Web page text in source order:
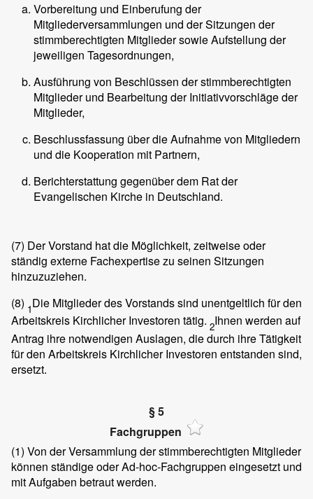
Vorbereitung und Einberufung der
Mitgliederversammlungen und der Sitzungen der
stimmberechtigten Mitglieder sowie Aufstellung der
jeweiligen Tagesordnungen,
Ausführung von Beschlüssen der stimmberechtigten
Mitglieder und Bearbeitung der Initiativvorschläge der
Mitglieder,
Beschlussfassung über die Aufnahme von Mitgliedern
und die Kooperation mit Partnern,
Berichterstattung gegenüber dem Rat der
Evangelischen Kirche in Deutschland.
(7) Der Vorstand hat die Möglichkeit, zeitweise oder
ständig externe Fachexpertise zu seinen Sitzungen
hinzuzuziehen.
(8) 1Die Mitglieder des Vorstands sind unentgeltlich für den
Arbeitskreis Kirchlicher Investoren tätig. 2Ihnen werden auf
Antrag ihre notwendigen Auslagen, die durch ihre Tätigkeit
für den Arbeitskreis Kirchlicher Investoren entstanden sind,
ersetzt.
§ 5
Fachgruppen
(1) Von der Versammlung der stimmberechtigten Mitglieder
können ständige oder Ad-hoc-Fachgruppen eingesetzt und
mit Aufgaben betraut werden.